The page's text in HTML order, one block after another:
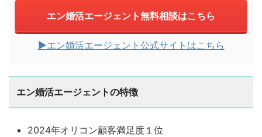
エン婚活エージェント無料相談はこちら
▶︎エン婚活エージェント公式サイトはこちら
エン婚活エージェントの特徴
2024年オリコン顧客満足度１位